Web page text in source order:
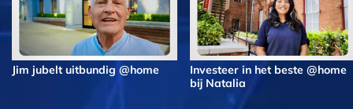
Jim jubelt uitbundig @home
Investeer in het beste @home
bij Natalia